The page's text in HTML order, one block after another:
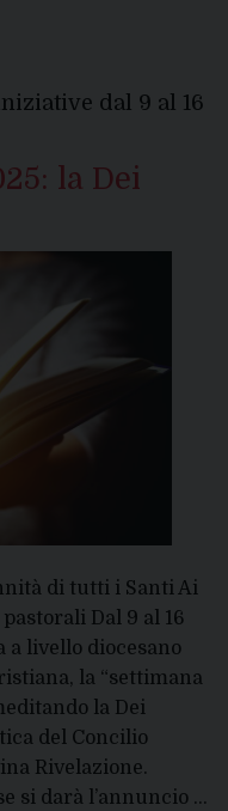
dal 9 al 16
la Dei
di tutti i Santi Ai
Dal 9 al 16
a livello diocesano
la “settimana
la Dei
del Concilio
Rivelazione.
si darà l’annuncio …